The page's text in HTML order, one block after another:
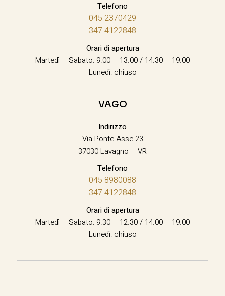
Telefono
045 2370429
347 4122848
Orari di apertura
Martedì – Sabato: 9.00 – 13.00 / 14.30 – 19.00
Lunedì: chiuso
VAGO
Indirizzo
Via Ponte Asse 23
37030 Lavagno – VR
Telefono
045 8980088
347 4122848
Orari di apertura
Martedì – Sabato: 9.30 – 12.30 / 14.00 – 19.00
Lunedì: chiuso